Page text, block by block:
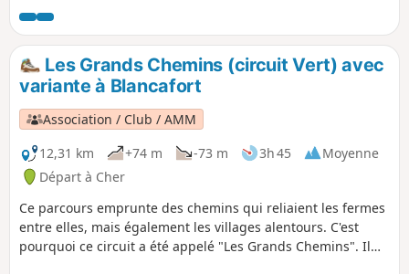
vignoble du Sancerrois ne présentant
pas de difficulté.
Les Grands Chemins (circuit Vert) avec
variante à Blancafort
Association / Club / AMM
12,31 km
+74 m -73 m 3h 45
Moyenne
Départ à Cher
Ce parcours emprunte des chemins qui reliaient les fermes
entre elles, mais également les villages alentours. C'est
pourquoi ce circuit a été appelé "Les Grands Chemins". Il